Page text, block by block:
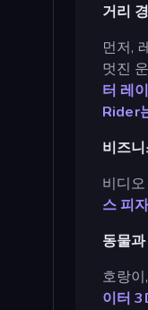
거리
먼저,
멋진
터 레
Rider
비즈
비디
스 피
동물
호랑
이터